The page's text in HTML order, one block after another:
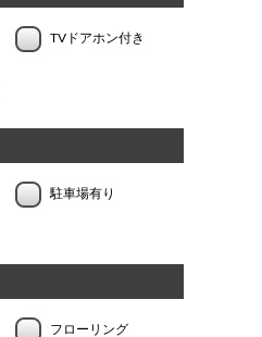
TVドアホン付き
駐車場有り
フローリング